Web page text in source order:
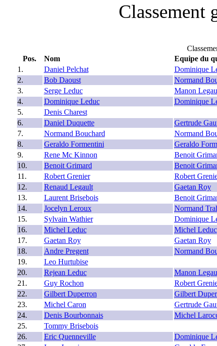
Classement
Pos.
Nom
Equipe du
1.
Daniel Pelchat
Dominique
2.
Bob Daoust
Normand
3.
Serge Leduc
Manon
4.
Dominique Leduc
Dominique
5.
Denis Charest
6.
Daniel Duquette
Gertrude
7.
Normand Bouchard
Normand
8.
Geraldo Formentini
Geraldo
9.
Rene Mc Kinnon
Benoit
10.
Benoit Grimard
Benoit
11.
Robert Grenier
Robert
12.
Renaud Legault
Gaetan Roy
13.
Laurent Brisebois
Benoit
14.
Jocelyn Leroux
Normand
15.
Sylvain Wathier
Dominique
16.
Michel Leduc
Michel Leduc
17.
Gaetan Roy
Gaetan Roy
18.
Andre Pregent
Normand
19.
Leo Hurtubise
20.
Rejean Leduc
Manon
21.
Guy Rochon
Robert
22.
Gilbert Duperron
Gilbert
23.
Michel Caron
Gertrude
24.
Denis Bourbonnais
Michel
25.
Tommy Brisebois
26.
Eric Quenneville
Dominique